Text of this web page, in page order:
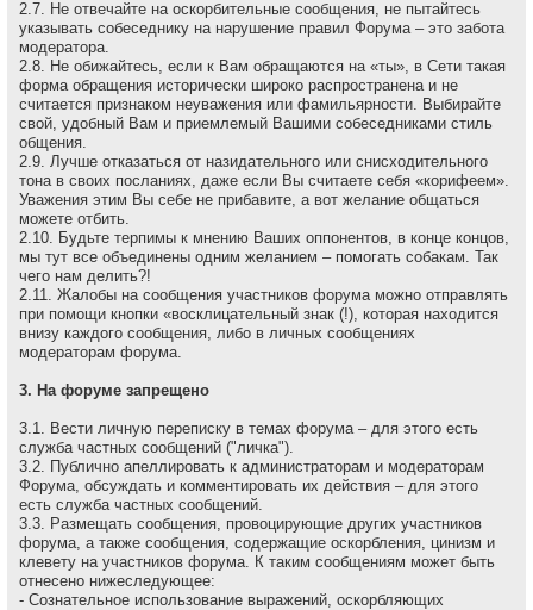
2.7. Не отвечайте на оскоpбительные сообщения, не пытайтесь
указывать собеседнику на наpушение пpавил Форума – это забота
модеpатоpа.
2.8. Не обижайтесь, если к Вам обращаются на «ты», в Сети такая
форма обращения исторически широко распространена и не
считается признаком неуважения или фамильярности. Выбирайте
свой, удобный Вам и приемлемый Вашими собеседниками стиль
общения.
2.9. Лучше отказаться от назидательного или снисходительного
тона в своих посланиях, даже если Вы считаете себя «корифеем».
Уважения этим Вы себе не прибавите, а вот желание общаться
можете отбить.
2.10. Будьте терпимы к мнению Ваших оппонентов, в конце концов,
мы тут все объединены одним желанием – помогать собакам. Так
чего нам делить?!
2.11. Жалобы на сообщения участников форума можно отправлять
при помощи кнопки «восклицательный знак (!), которая находится
внизу каждого сообщения, либо в личных сообщениях
модераторам форума.
3. На форуме запрещено
3.1. Вести личную переписку в темах форума – для этого есть
служба частных сообщений ("личка").
3.2. Публично апеллировать к администраторам и модеpатоpам
Форума, обсуждать и комментировать их действия – для этого
есть служба частных сообщений.
3.3. Размещать сообщения, провоцирующие других участников
форума, а также сообщения, содержащие оскоpбления, цинизм и
клевету на участников форума. К таким сообщениям может быть
отнесено нижеследующее:
- Сознательное использование выражений, оскорбляющих